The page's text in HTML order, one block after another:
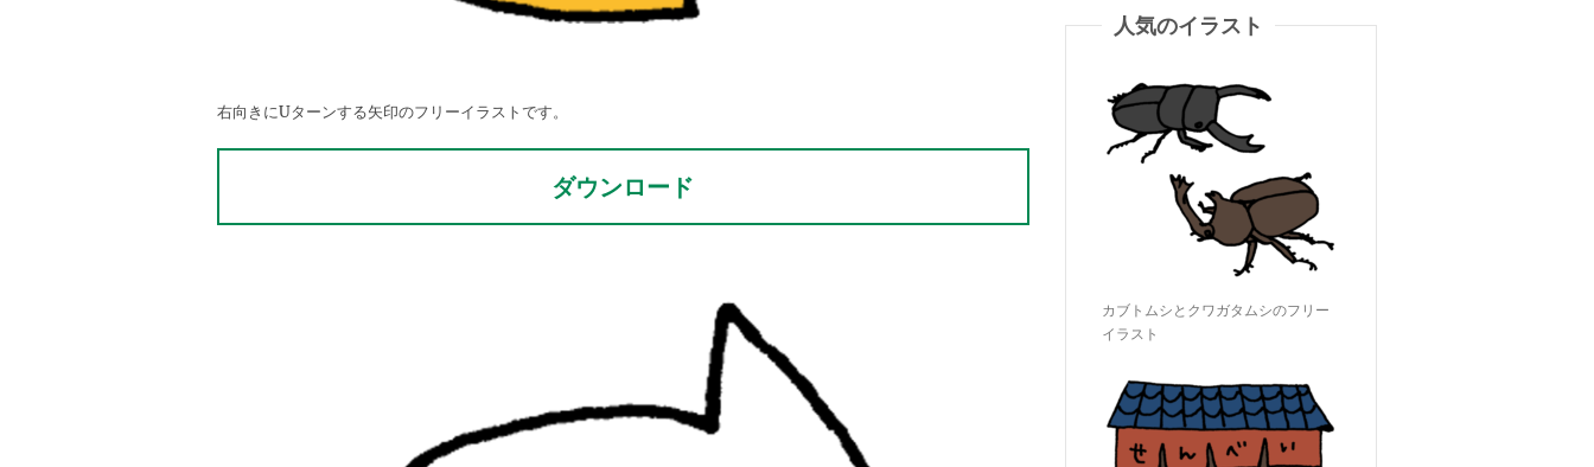
右向きにUターンする矢印のフリーイラストです。
ダウンロード
人気のイラスト
カブトムシとクワガタムシのフリー
イラスト